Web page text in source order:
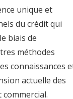
unique et
du crédit qui
biais de
méthodes
connaissances
actuelle des